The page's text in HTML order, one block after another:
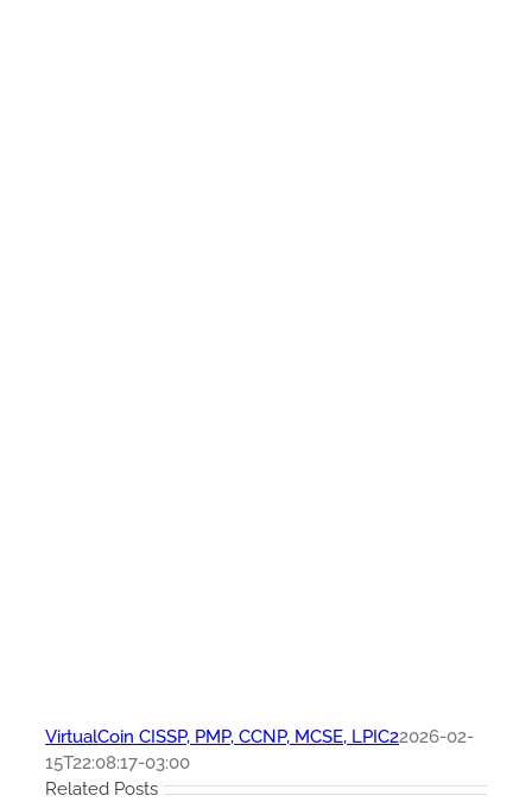
VirtualCoin CISSP, PMP, CCNP, MCSE, LPIC22026-02-
15T22:08:17-03:00
Related Posts